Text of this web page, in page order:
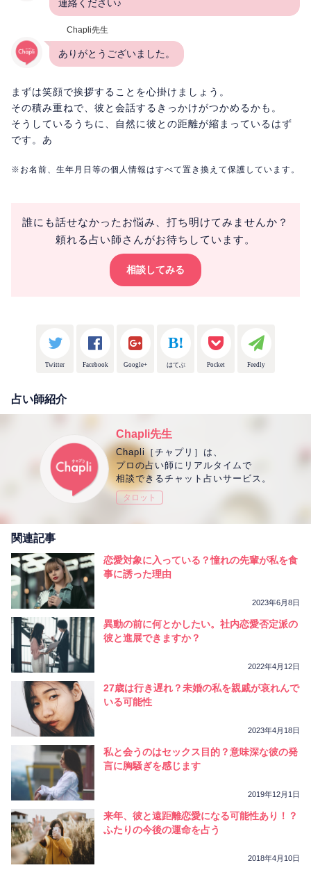
連絡ください♪
Chapli先生
ありがとうございました。
まずは笑顔で挨拶することを心掛けましょう。
その積み重ねで、彼と会話するきっかけがつかめるかも。
そうしているうちに、自然に彼との距離が縮まっているはず
です。あ
※お名前、生年月日等の個人情報はすべて置き換えて保護しています。
誰にも話せなかったお悩み、打ち明けてみませんか？
頼れる占い師さんがお待ちしています。
相談してみる
Twitter Facebook Google+ はてぶ Pocket Feedly
占い師紹介
Chapli先生
Chapli［チャプリ］は、
プロの占い師にリアルタイムで
相談できるチャット占いサービス。
タロット
関連記事
恋愛対象に入っている？憧れの先輩が私を食
事に誘った理由
2023年6月8日
異動の前に何とかしたい。社内恋愛否定派の
彼と進展できますか？
2022年4月12日
27歳は行き遅れ？未婚の私を親戚が哀れんで
いる可能性
2023年4月18日
私と会うのはセックス目的？意味深な彼の発
言に胸騒ぎを感じます
2019年12月1日
来年、彼と遠距離恋愛になる可能性あり！？
ふたりの今後の運命を占う
2018年4月10日